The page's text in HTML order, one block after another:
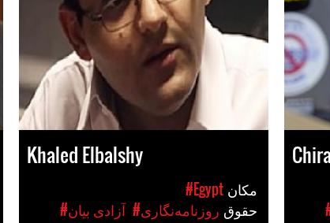
Khaled Elbalshy
#Egypt
#آزادی بیان #روزنامه‌نگاری